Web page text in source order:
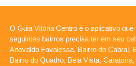
O Guia Vitória Centro é o aplicativo
seguintes bairros precisa ter em seu
Ariovaldo Favalessa, Bairro do Cabral,
Bairro do Quadro, Bela Vista,